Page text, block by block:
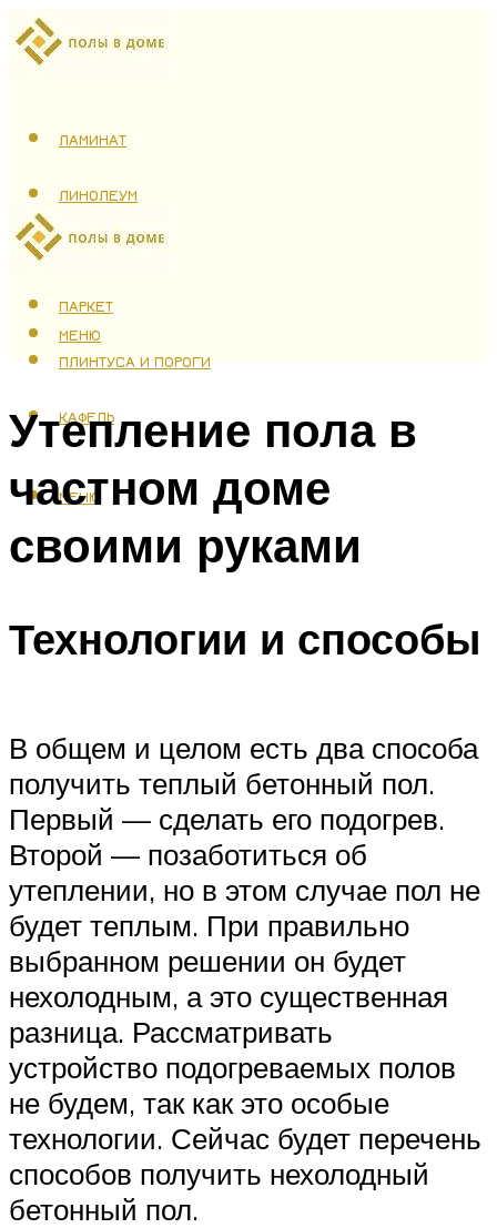
ЛАМИНАТ
ЛИНОЛЕУМ
ТЕПЛЫЙ ПОЛ
ПАРКЕТ
ПЛИНТУСА И ПОРОГИ
КАФЕЛЬ
МЕНЮ
МЕНЮ
Утепление пола в
частном доме
своими руками
Технологии и способы
В общем и целом есть два способа
получить теплый бетонный пол.
Первый — сделать его подогрев.
Второй — позаботиться об
утеплении, но в этом случае пол не
будет теплым. При правильно
выбранном решении он будет
нехолодным, а это существенная
разница. Рассматривать
устройство подогреваемых полов
не будем, так как это особые
технологии. Сейчас будет перечень
способов получить нехолодный
бетонный пол.